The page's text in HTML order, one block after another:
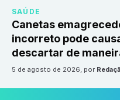
SAÚDE
Canetas
incorreto pode
descartar de
5 de agosto de 2026, por